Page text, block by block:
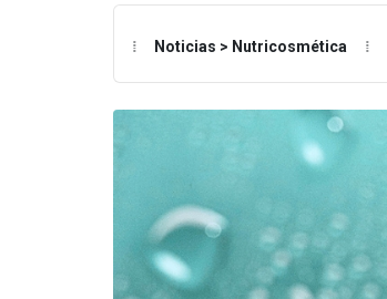
Noticias > Nutricosmética